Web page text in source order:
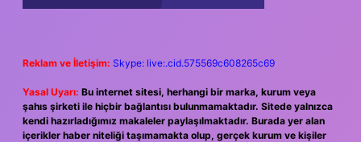
Reklam ve İletişim: Skype: live:.cid.575569c608265c69
Yasal Uyarı: Bu internet sitesi, herhangi bir marka, kurum veya
şahıs şirketi ile hiçbir bağlantısı bulunmamaktadır. Sitede yalnızca
kendi hazırladığımız makaleler paylaşılmaktadır. Burada yer alan
içerikler haber niteliği taşımamakta olup, gerçek kurum ve kişiler